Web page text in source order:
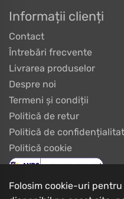
Informații clienți
Contact
Întrebări frecvente
Livrarea produselor
Despre noi
Termeni și condiții
Politică de retur
Politică de
Politică cookie
Folosim cookie-uri